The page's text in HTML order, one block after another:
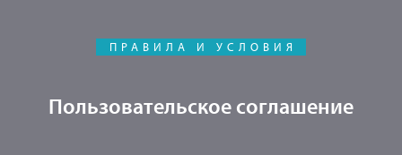
ПРАВИЛА И УСЛОВИЯ
Пользовательское соглашение